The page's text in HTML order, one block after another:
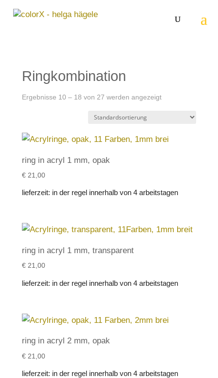
Ringkombination
Ergebnisse 10 – 18 von 27 werden angezeigt
ring in acryl 1 mm, opak
€21,00
lieferzeit: in der regel innerhalb von 4 arbeitstagen
ring in acryl 1 mm, transparent
€21,00
lieferzeit: in der regel innerhalb von 4 arbeitstagen
ring in acryl 2 mm, opak
€21,00
lieferzeit: in der regel innerhalb von 4 arbeitstagen